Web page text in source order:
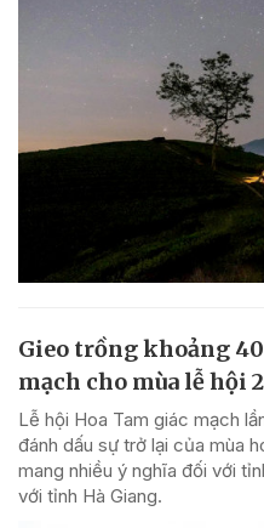
Gieo trồng khoảng
mạch cho mùa lễ hội
Lễ hội Hoa Tam giác mạch
đánh dấu sự trở lại của mùa
mang nhiều ý nghĩa đối với
với tỉnh Hà Giang.